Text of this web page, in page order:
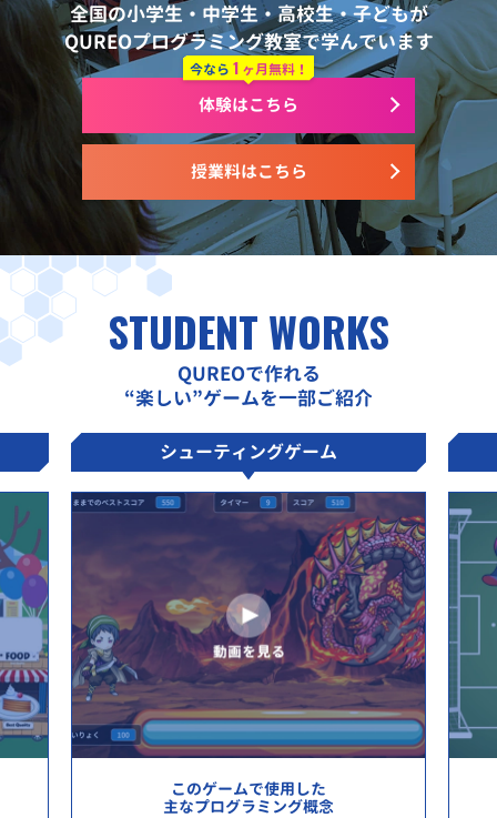
全国の小学生・中学生・高校生・子どもが
QUREOプログラミング教室で学んでいます
授業料はこちら
今なら 1 ヶ月無料！
体験はこちら
STUDENT WORKS
QUREOで作れる
“楽しい”ゲームを一部ご紹介
シューティングゲーム
このゲームで使用した
主なプログラミング概念